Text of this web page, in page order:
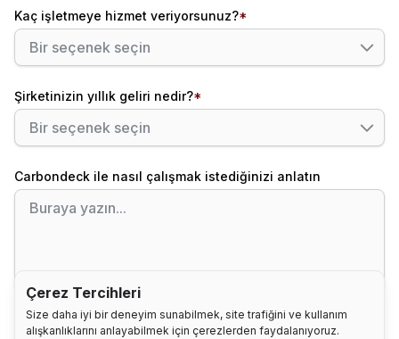
Çerez Tercihleri
Size daha iyi bir deneyim sunabilmek, site trafiğini ve kullanım
alışkanlıklarını anlayabilmek için çerezlerden faydalanıyoruz.
Kaç işletmeye hizmet veriyorsunuz?*
Şirketinizin yıllık geliri nedir?*
Carbondeck ile nasıl çalışmak istediğinizi anlatın